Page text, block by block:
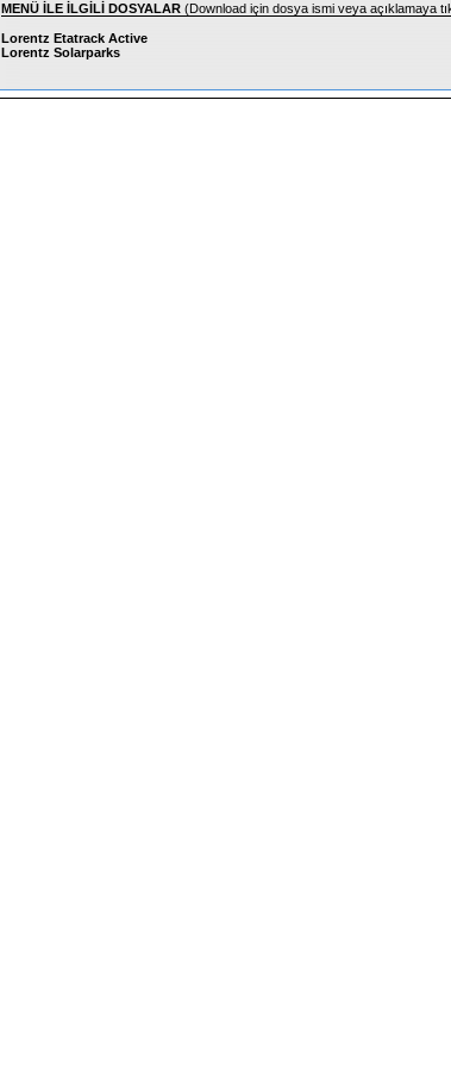
MENÜ İLE İLGİLİ DOSYALAR (Download için dosya ismi veya açıklamaya
Lorentz Etatrack Active
Lorentz Solarparks